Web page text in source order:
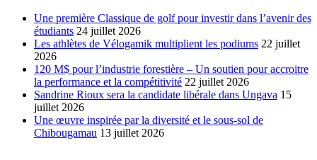
Une première Classique de golf pour investir dans l’avenir des
étudiants 24 juillet 2026
Les athlètes de Vélogamik multiplient les podiums 22 juillet
2026
120 M$ pour l’industrie forestière – Un soutien pour accroitre
la performance et la compétitivité 22 juillet 2026
Sandrine Rioux sera la candidate libérale dans Ungava 15
juillet 2026
Une œuvre inspirée par la diversité et le sous-sol de
Chibougamau 13 juillet 2026